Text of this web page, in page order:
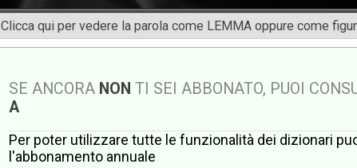
Clicca qui per vedere la parola come LEMMA oppure come
SE ANCORA NON TI SEI ABBONATO, PUOI
A
Per poter utilizzare tutte le funzionalità dei dizionari
l'abbonamento annuale